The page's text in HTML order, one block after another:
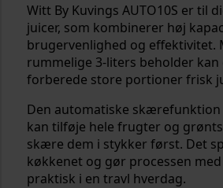
Witt By Kuvings AUTO10S er til
juicer, som kombinerer høj
brugervenlighed og effektivitet.
rummelige 3-liters beholder kan
forberede store portioner frisk
Den automatiske skærefunktion
kan tilføje hele frugter og
skære dem i stykker først. Det
køkkenet og gør processen
praktisk i en travl hverdag.